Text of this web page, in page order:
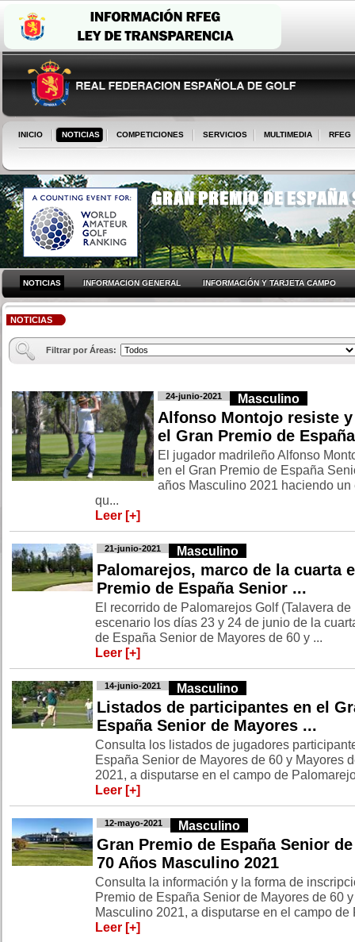
INICIO NOTICIAS COMPETICIONES SERVICIOS MULTIMEDIA RFEG
NOTICIAS INFORMACION GENERAL INFORMACIÓN Y TARJETA CAMPO
NOTICIAS
Filtrar por Áreas:
24-junio-2021 Masculino
Alfonso Montojo resiste
el Gran Premio de
El jugador madrileño Alfonso
en el Gran Premio de España
años Masculino 2021 haciendo
qu...
Leer [+]
21-junio-2021 Masculino
Palomarejos, marco de la cuarta
Premio de España Senior ...
El recorrido de Palomarejos Golf (Talavera
escenario los días 23 y 24 de junio de la
de España Senior de Mayores de 60 y ...
Leer [+]
14-junio-2021 Masculino
Listados de participantes en el
España Senior de Mayores ...
Consulta los listados de jugadores
España Senior de Mayores de 60 y Mayores
2021, a disputarse en el campo de
Leer [+]
12-mayo-2021 Masculino
Gran Premio de España Senior
70 Años Masculino 2021
Consulta la información y la forma de
Premio de España Senior de Mayores de 60
Masculino 2021, a disputarse en el campo de
Leer [+]